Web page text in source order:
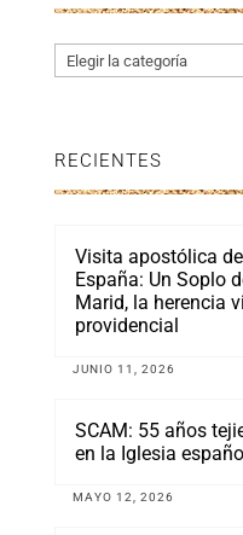
Categorías
RECIENTES
Visita apostólica
España: Un Soplo
Marid, la herencia
providencial
JUNIO 11, 2026
SCAM: 55 años
en la Iglesia
MAYO 12, 2026